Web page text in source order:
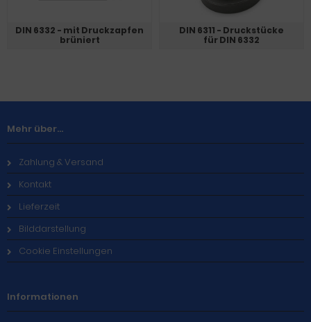
DIN 6332 - mit Druckzapfen
brüniert
DIN 6311 - Druckstücke
für DIN 6332
Mehr über...
Zahlung & Versand
Kontakt
Lieferzeit
Bilddarstellung
Cookie Einstellungen
Informationen